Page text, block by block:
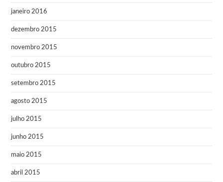
janeiro 2016
dezembro 2015
novembro 2015
outubro 2015
setembro 2015
agosto 2015
julho 2015
junho 2015
maio 2015
abril 2015